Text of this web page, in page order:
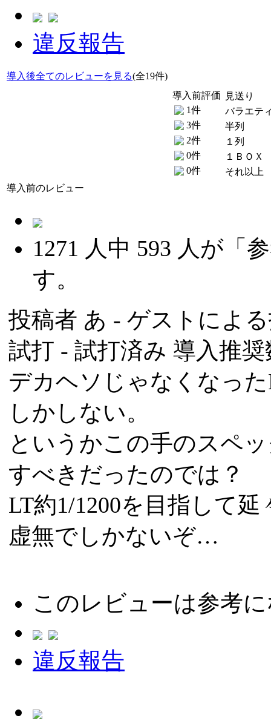
違反報告
導入後全てのレビューを見る(全19件)
導入前評価
1件
3件
2件
0件
0件
見送り
バラエテ
半列
１列
１ＢＯＸ
それ以上
導入前のレビュー
1271 人中 593 人が「
す。
投稿者 あ - ゲストによ
試打 - 試打済み 導入推
デカヘソじゃなくなっ
しかしない。
というかこの手のスペ
すべきだったのでは？
LT約1/1200を目指して
虚無でしかないぞ…
このレビューは参考
違反報告